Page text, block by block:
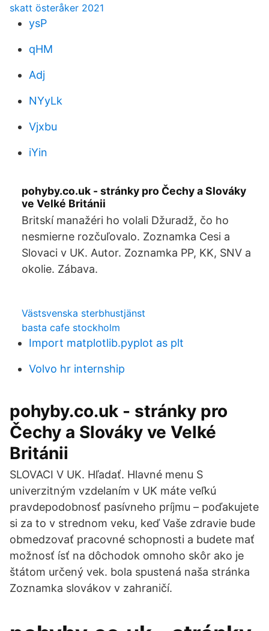
skatt österåker 2021
ysP
qHM
Adj
NYyLk
Vjxbu
iYin
pohyby.co.uk - stránky pro Čechy a Slováky
ve Velké Británii
Britskí manažéri ho volali Džuradž, čo ho
nesmierne rozčuľovalo. Zoznamka Cesi a
Slovaci v UK. Autor. Zoznamka PP, KK, SNV a
okolie. Zábava.
Västsvenska sterbhustjänst
basta cafe stockholm
Import matplotlib.pyplot as plt
Volvo hr internship
pohyby.co.uk - stránky pro
Čechy a Slováky ve Velké
Británii
SLOVACI V UK. Hľadať. Hlavné menu S
univerzitným vzdelaním v UK máte veľkú
pravdepodobnosť pasívneho príjmu – poďakujete
si za to v strednom veku, keď Vaše zdravie bude
obmedzovať pracovné schopnosti a budete mať
možnosť ísť na dôchodok omnoho skôr ako je
štátom určený vek. bola spustená naša stránka
Zoznamka slovákov v zahraničí.